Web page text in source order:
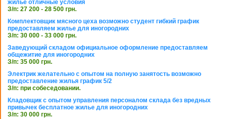
жилье отличные условия
З/п: 27 200 - 28 500 грн.
Комплектовщик мясного цеха возможно студент гибкий график
предоставляем жилье для иногородних
З/п: 30 000 - 33 000 грн.
Заведующий складом официальное оформление предоставляем
общежитие для иногородних
З/п: 35 000 грн.
Электрик желательно с опытом на полную занятость возможно
предоставление жилья график 5/2
З/п: при собеседовании.
Кладовщик с опытом управления персоналом склада без вредных
привычек бесплатное жилье для иногородних
З/п: 30 000 грн.